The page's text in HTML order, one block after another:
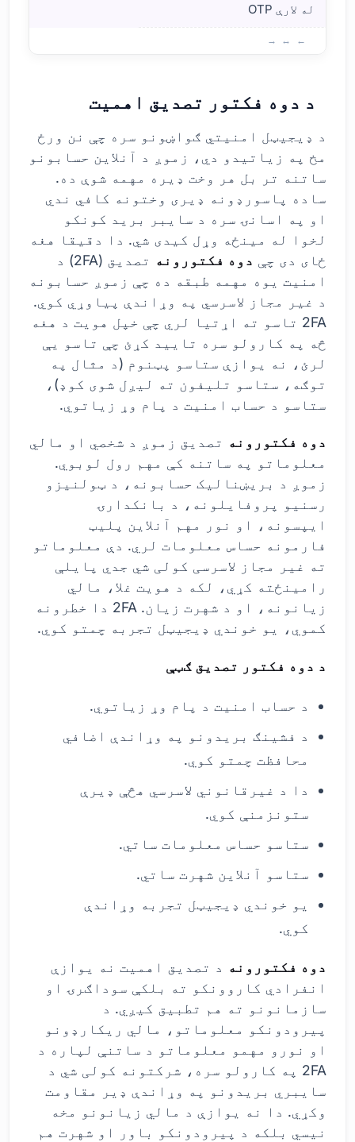
له لارې OTP
د دوه فکتور تصدیق اهمیت
د ډیجیټل امنیتي ګواښونو سره چې نن ورځ
مخ په زیاتیدو دي، زموږ د آنلاین حسابونو
ساتنه تر بل هر وخت ډیره مهمه شوې ده.
ساده پاسورډونه ډیری وختونه کافي ندي
او په اسانۍ سره د سایبر برید کونکو
لخوا له مینځه وړل کیدی شي. دا دقیقا هغه
ځای دی چې دوه فکتورونه
تصدیق (2FA) د
امنیت یوه مهمه طبقه ده چې زموږ حسابونه
د غیر مجاز لاسرسي په وړاندې پیاوړي کوي.
2FA تاسو ته اړتیا لري چې خپل هویت د هغه
څه په کارولو سره تایید کړئ چې تاسو یې
لرئ، نه یوازې ستاسو پټنوم (د مثال په
توګه، ستاسو تلیفون ته لیږل شوی کوډ)،
ستاسو د حساب امنیت د پام وړ زیاتوي.
دوه فکتورونه تصدیق زموږ د شخصي او مالي
معلوماتو په ساتنه کې مهم رول لوبوي.
زموږ د بریښنالیک حسابونه، د ټولنیزو
رسنیو پروفایلونه، د بانکدارۍ
ایپسونه، او نور مهم آنلاین پلیټ
فارمونه حساس معلومات لري. دې معلوماتو
ته غیر مجاز لاسرسی کولی شي جدي پایلې
رامینځته کړي، لکه د هویت غلا، مالي
زیانونه، او د شهرت زیان. 2FA دا خطرونه
کموي، یو خوندي ډیجیټل تجربه چمتو کوي.
د دوه فکتور تصدیق ګټې
د حساب امنیت د پام وړ زیاتوي.
د فشینګ بریدونو په وړاندې اضافي
محافظت چمتو کوي.
دا د غیرقانوني لاسرسي هڅې ډیرې
ستونزمنې کوي.
ستاسو حساس معلومات ساتي.
ستاسو آنلاین شهرت ساتي.
یو خوندي ډیجیټل تجربه وړاندې
کوي.
دوه فکتورونه د تصدیق اهمیت نه یوازې
انفرادي کاروونکو ته بلکې سوداګرۍ او
سازمانونو ته هم تطبیق کیږي. د
پیرودونکو معلوماتو، مالي ریکارډونو
او نورو مهمو معلوماتو د ساتنې لپاره د
2FA په کارولو سره، شرکتونه کولی شي د
سایبري بریدونو په وړاندې ډیر مقاومت
وکړي. دا نه یوازې د مالي زیانونو مخه
نیسي بلکه د پیرودونکو باور او شهرت هم